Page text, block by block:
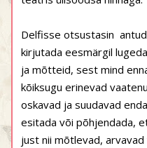
Delfisse otsustasin
kirjutada eesmärgil
ja mõtteid, sest mind
kõiksugu erinevad
oskavad ja suudavad
esitada või põhjendada,
just nii mõtlevad,